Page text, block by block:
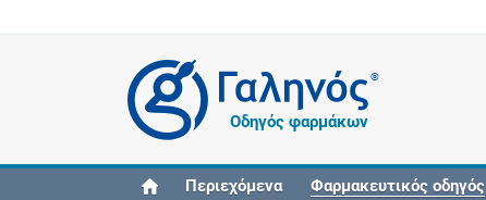
®
Οδηγός φαρμάκων
Περιεχόμενα Φαρμακευτικός οδηγός